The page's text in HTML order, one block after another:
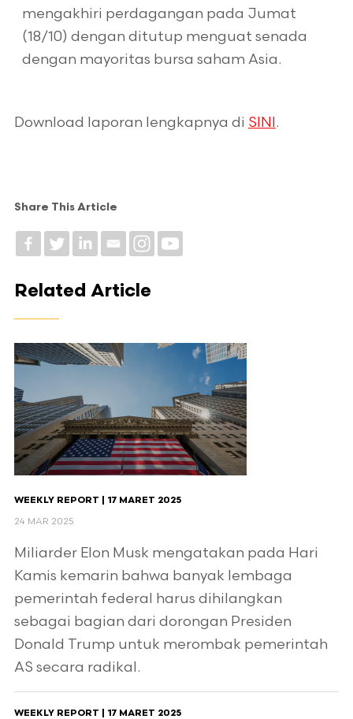
mengakhiri perdagangan pada Jumat
(18/10) dengan ditutup menguat senada
dengan mayoritas bursa saham Asia.
Download laporan lengkapnya di SINI .
Share This Article
Related Article
WEEKLY REPORT | 17 MARET 2025
24 MAR 2025
Miliarder Elon Musk mengatakan pada Hari
Kamis kemarin bahwa banyak lembaga
pemerintah federal harus dihilangkan
sebagai bagian dari dorongan Presiden
Donald Trump untuk merombak pemerintah
AS secara radikal.
WEEKLY REPORT | 17 MARET 2025